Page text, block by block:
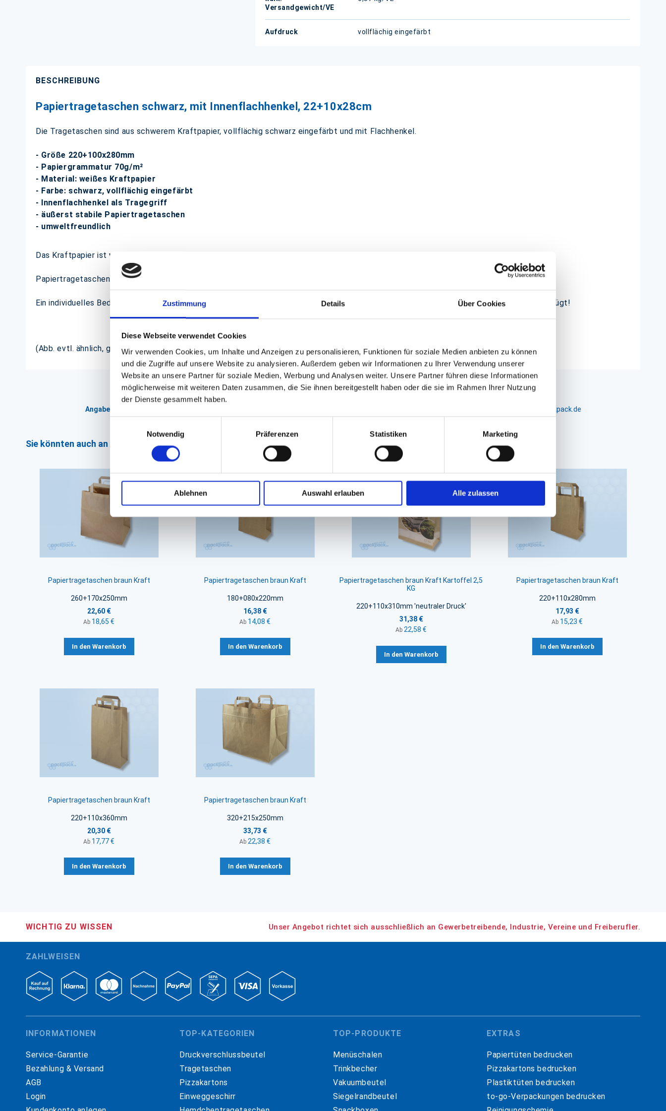
Zustimmung Details Über Cookies
Diese Webseite verwendet Cookies
Wir verwenden Cookies, um Inhalte und Anzeigen zu personalisieren, Funktionen für soziale Medien anbieten zu können
und die Zugriffe auf unsere Website zu analysieren. Außerdem geben wir Informationen zu Ihrer Verwendung unserer
Website an unsere Partner für soziale Medien, Werbung und Analysen weiter. Unsere Partner führen diese Informationen
möglicherweise mit weiteren Daten zusammen, die Sie ihnen bereitgestellt haben oder die sie im Rahmen Ihrer Nutzung
der Dienste gesammelt haben.
Notwendig
Präferenzen Statistiken Marketing
Ablehnen Auswahl erlauben Alle zulassen
Versandgewicht/VE
Aufdruck vollflächig eingefärbt
BESCHREIBUNG
Papiertragetaschen schwarz, mit Innenflachhenkel, 22+10x28cm
Die Tragetaschen sind aus schwerem Kraftpapier, vollflächig schwarz eingefärbt und mit Flachhenkel.
- Größe 220+100x280mm
- Papiergrammatur 70g/m²
- Material: weißes Kraftpapier
- Farbe: schwarz, vollflächig eingefärbt
- Innenflachhenkel als Tragegriff
- äußerst stabile Papiertragetaschen
- umweltfreundlich
Das Kraftpapier istvollständig biologisch abbaubar
Papiertragetaschen sind bei uns in vielen weiteren Größen lieferbar!
Ein individuelles Bedrucken mit Ihrem Firmenlogo ist bereits ab einer Menge von ca. 5000 Stück möglich. Fragen Sie gerne nach, E-Mail genügt!
(Abb. evtl. ähnlich, ggf. ohne Dekoration)
Angaben zur Informationspflichten der GPSR Produktsicherheitsverordnung: packpack.de GmbH, Am Bullhamm 24-26, D-26441 Jever, info@packpack.de
Sie könnten auch an folgenden Artikeln interessiert sein
Papiertragetaschen braun Kraft
260+170x250mm
22,60 €
Ab 18,65 €
In den Warenkorb
Papiertragetaschen braun Kraft
180+080x220mm
16,38 €
Ab 14,08 €
In den Warenkorb
Papiertragetaschen braun Kraft Kartoffel 2,5
KG
220+110x310mm 'neutraler Druck'
31,38 €
Ab 22,58 €
In den Warenkorb
Papiertragetaschen braun Kraft
220+110x280mm
17,93 €
Ab 15,23 €
In den Warenkorb
Papiertragetaschen braun Kraft
220+110x360mm
20,30 €
Ab 17,77 €
In den Warenkorb
Papiertragetaschen braun Kraft
320+215x250mm
33,73 €
Ab 22,38 €
In den Warenkorb
WICHTIG ZU WISSEN Unser Angebot richtet sich ausschließlich an Gewerbetreibende, Industrie, Vereine und Freiberufler.
ZAHLWEISEN
INFORMATIONEN
Service-Garantie
Bezahlung & Versand
AGB
Login
TOP-KATEGORIEN
Druckverschlussbeutel
Tragetaschen
Pizzakartons
Einweggeschirr
TOP-PRODUKTE
Menüschalen
Trinkbecher
Vakuumbeutel
Siegelrandbeutel
EXTRAS
Papiertüten bedrucken
Pizzakartons bedrucken
Plastiktüten bedrucken
to-go-Verpackungen bedrucken